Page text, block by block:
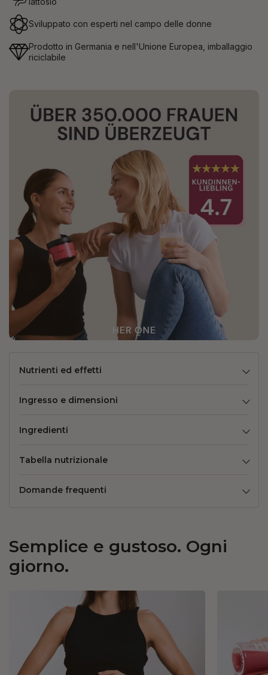
Sviluppato con esperti nel campo delle donne
Prodotto in Germania e nell'Unione Europea, imballaggio
riciclabile
Nutrienti ed effetti
Ingresso e dimensioni
Ingredienti
Tabella nutrizionale
Domande frequenti
Semplice e gustoso. Ogni
giorno.